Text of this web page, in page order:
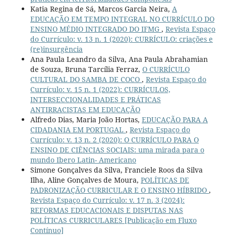
Katia Regina de Sá, Marcos Garcia Neira, A
EDUCAÇÃO EM TEMPO INTEGRAL NO CURRÍCULO DO
ENSINO MÉDIO INTEGRADO DO IFMG , Revista Espaço
do Currículo: v. 13 n. 1 (2020): CURRÍCULO: criações e
(re)insurgência
Ana Paula Leandro da Silva, Ana Paula Abrahamian
de Souza, Bruna Tarcília Ferraz, O CURRÍCULO
CULTURAL DO SAMBA DE COCO , Revista Espaço do
Currículo: v. 15 n. 1 (2022): CURRÍCULOS,
INTERSECCIONALIDADES E PRÁTICAS
ANTIRRACISTAS EM EDUCAÇÃO
Alfredo Dias, Maria João Hortas, EDUCAÇÃO PARA A
CIDADANIA EM PORTUGAL , Revista Espaço do
Currículo: v. 13 n. 2 (2020): O CURRÍCULO PARA O
ENSINO DE CIÊNCIAS SOCIAIS: uma mirada para o
mundo Ibero Latin- Americano
Simone Gonçalves da Silva, Franciele Roos da Silva
Ilha, Aline Gonçalves de Moura, POLÍTICAS DE
PADRONIZAÇÃO CURRICULAR E O ENSINO HÍBRIDO ,
Revista Espaço do Currículo: v. 17 n. 3 (2024):
REFORMAS EDUCACIONAIS E DISPUTAS NAS
POLÍTICAS CURRICULARES [Publicação em Fluxo
Contínuo]